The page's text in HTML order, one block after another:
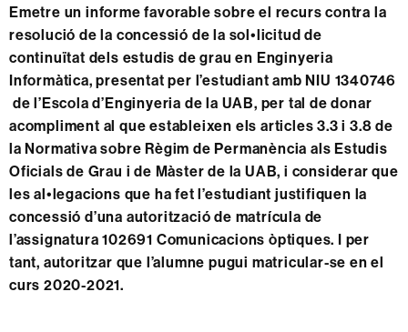
Emetre un informe favorable sobre el recurs contra la
resolució de la concessió de la sol•licitud de
continuïtat dels estudis de grau en Enginyeria
Informàtica, presentat per l’estudiant amb NIU 1340746
de l’Escola d’Enginyeria de la UAB, per tal de donar
acompliment al que estableixen els articles 3.3 i 3.8 de
la Normativa sobre Règim de Permanència als Estudis
Oficials de Grau i de Màster de la UAB, i considerar que
les al•legacions que ha fet l’estudiant justifiquen la
concessió d’una autorització de matrícula de
l’assignatura 102691 Comunicacions òptiques. I per
tant, autoritzar que l’alumne pugui matricular-se en el
curs 2020-2021.